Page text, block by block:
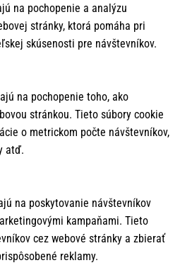
na pochopenie a analýzu
stránky, ktorá pomáha pri
skúsenosti pre návštevníkov.
na pochopenie toho, ako
stránkou. Tieto súbory cookie
o metrickom počte návštevníkov,
atď.
na poskytovanie návštevníkov
kampaňami. Tieto
cez webové stránky a zbierať
reklamy.